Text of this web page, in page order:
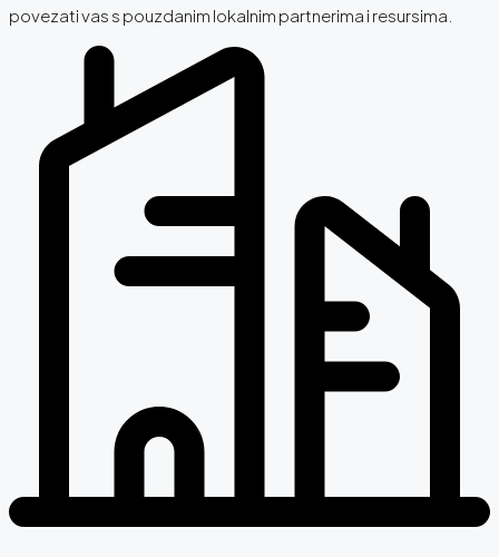
povezati vas s pouzdanim lokalnim partnerima i resursima.